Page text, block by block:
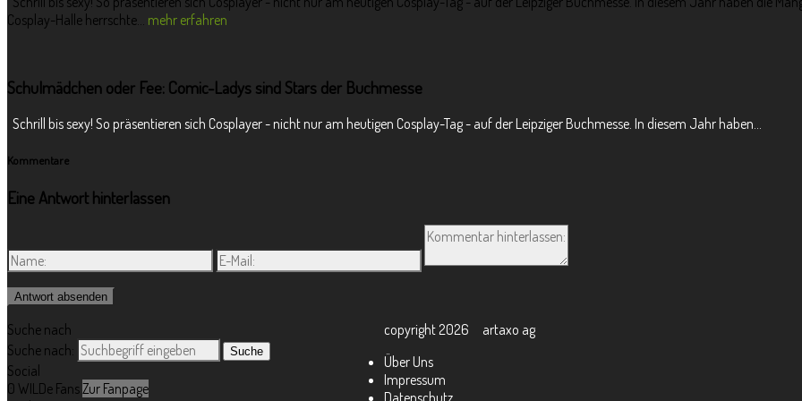
Cosplay-Halle herrschte... mehr erfahren
Schulmädchen oder Fee: Comic-Ladys sind Stars der Buchmesse
Schrill bis sexy! So präsentieren sich Cosplayer - nicht nur am heutigen Cosplay-Tag - auf der Leipziger Buchmesse. In diesem Jahr haben...
Kommentare
Eine Antwort hinterlassen
Suche nach
Suche nach:
Social
0 WILDe FansZur Fanpage
copyright 2026 artaxo ag
Über Uns
Impressum